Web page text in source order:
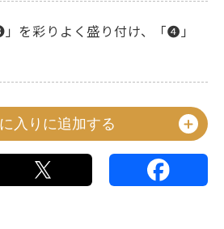
を彩りよく盛り付け、「❹」
入りに追加する